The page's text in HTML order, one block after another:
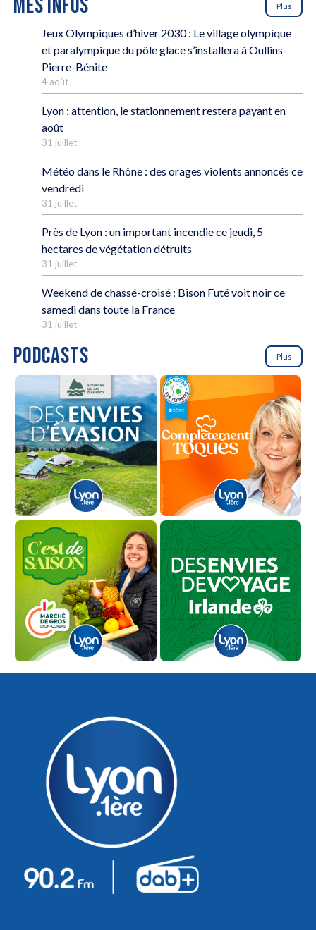
MES INFOS Plus
Jeux Olympiques d’hiver 2030 : Le village olympique
et paralympique du pôle glace s’installera à Oullins-
Pierre-Bénite
4 août
Lyon : attention, le stationnement restera payant en
août
31 juillet
Météo dans le Rhône : des orages violents annoncés ce
vendredi
31 juillet
Près de Lyon : un important incendie ce jeudi, 5
hectares de végétation détruits
31 juillet
Weekend de chassé-croisé : Bison Futé voit noir ce
samedi dans toute la France
31 juillet
PODCASTS Plus